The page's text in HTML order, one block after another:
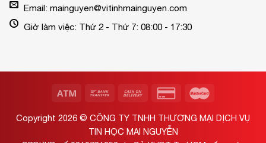
Email: mainguyen@vitinhmainguyen.com
Giờ làm việc: Thứ 2 - Thứ 7: 08:00 - 17:30
Copyright 2026 © CÔNG TY TNHH THƯƠNG MẠI DỊCH VỤ
TIN HỌC MAI NGUYỄN